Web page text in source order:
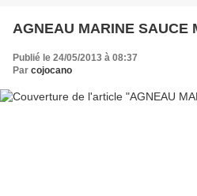
AGNEAU MARINE SAUCE
Publié le 24/05/2013 à 08:37
Par cojocano